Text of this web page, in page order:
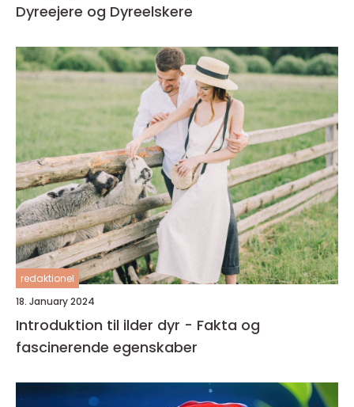
Dyreejere og Dyreelskere
redaktionel
18. January 2024
Introduktion til ilder dyr - Fakta og
fascinerende egenskaber